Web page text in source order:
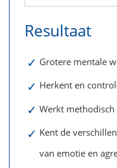
Resultaat
✓ Grotere mentale
✓ Herkent en
✓ Werkt methodisch
✓ Kent de
van emotie en